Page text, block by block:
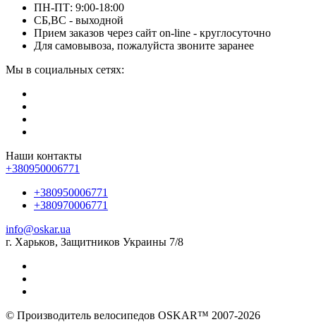
ПН-ПТ: 9:00-18:00
СБ,ВС - выходной
Прием заказов через сайт on-line - круглосуточно
Для самовывоза, пожалуйста звоните заранее
Мы в социальных сетях:
Наши контакты
+380950006771
+380950006771
+380970006771
info@oskar.ua
г. Харьков, Защитников Украины 7/8
© Производитель велосипедов OSKAR™ 2007-2026